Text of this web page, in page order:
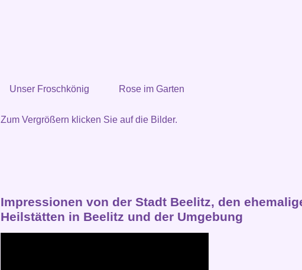
Unser Froschkönig Rose im Garten
Zum Vergrößern klicken Sie auf die Bilder.
Impressionen von der Stadt Beelitz, den
Heilstätten in Beelitz und der Umgebung